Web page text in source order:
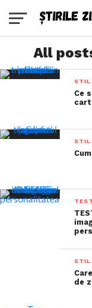
All
STIL
Ce
STIL
STIL
de